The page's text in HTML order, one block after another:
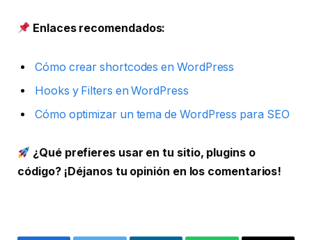
Enlaces recomendados:
Cómo crear shortcodes en WordPress
Hooks y Filters en WordPress
Cómo optimizar un tema de WordPress para SEO
¿Qué prefieres usar en tu sitio, plugins o
código? ¡Déjanos tu opinión en los comentarios!